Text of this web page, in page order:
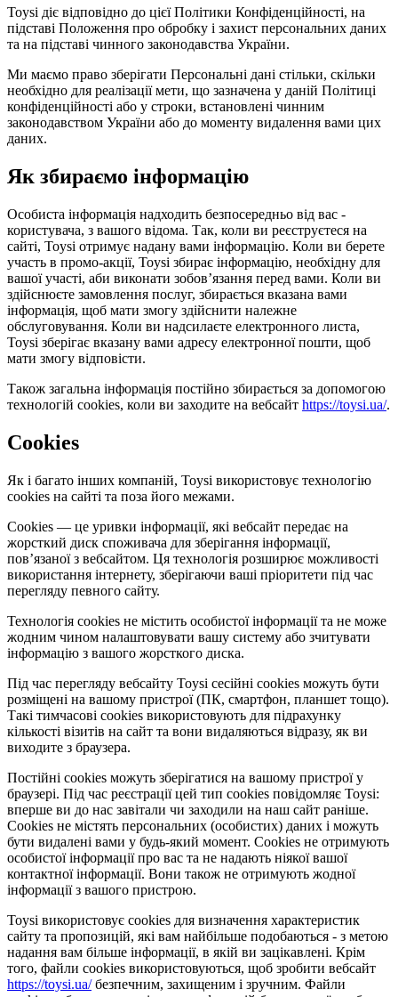
Toysi діє відповідно до цієї Політики Конфіденційності, на
підставі Положення про обробку і захист персональних даних
та на підставі чинного законодавства України.
Ми маємо право зберігати Персональні дані стільки, скільки
необхідно для реалізації мети, що зазначена у даній Політиці
конфіденційності або у строки, встановлені чинним
законодавством України або до моменту видалення вами цих
даних.
Як збираємо інформацію
Особиста інформація надходить безпосередньо від вас -
користувача, з вашого відома. Так, коли ви реєструєтеся на
сайті, Toysi отримує надану вами інформацію. Коли ви берете
участь в промо-акції, Toysi збирає інформацію, необхідну для
вашої участі, аби виконати зобов’язання перед вами. Коли ви
здійснюєте замовлення послуг, збирається вказана вами
інформація, щоб мати змогу здійснити належне
обслуговування. Коли ви надсилаєте електронного листа,
Toysi зберігає вказану вами адресу електронної пошти, щоб
мати змогу відповісти.
Також загальна інформація постійно збирається за допомогою
технологій cookies, коли ви заходите на вебсайт https://toysi.ua/.
Cookies
Як і багато інших компаній, Toysi використовує технологію
cookies на сайті та поза його межами.
Cookies — це уривки інформації, які вебсайт передає на
жорсткий диск споживача для зберігання інформації,
пов’язаної з вебсайтом. Ця технологія розширює можливості
використання інтернету, зберігаючи ваші пріоритети під час
перегляду певного сайту.
Технологія cookies не містить особистої інформації та не може
жодним чином налаштовувати вашу систему або зчитувати
інформацію з вашого жорсткого диска.
Під час перегляду вебсайту Toysi сесійні cookies можуть бути
розміщені на вашому пристрої (ПК, смартфон, планшет тощо).
Такі тимчасові cookies використовують для підрахунку
кількості візитів на сайт та вони видаляються відразу, як ви
виходите з браузера.
Постійні cookies можуть зберігатися на вашому пристрої у
браузері. Під час реєстрації цей тип cookies повідомляє Toysi:
вперше ви до нас завітали чи заходили на наш сайт раніше.
Cookies не містять персональних (особистих) даних і можуть
бути видалені вами у будь-який момент. Сookies не отримують
особистої інформації про вас та не надають ніякої вашої
контактної інформації. Вони також не отримують жодної
інформації з вашого пристрою.
Toysi використовує cookies для визначення характеристик
сайту та пропозицій, які вам найбільше подобаються - з метою
надання вам більше інформації, в якій ви зацікавлені. Крім
того, файли cookies використовуються, щоб зробити вебсайт
https://toysi.ua/безпечним, захищеним і зручним. Файли